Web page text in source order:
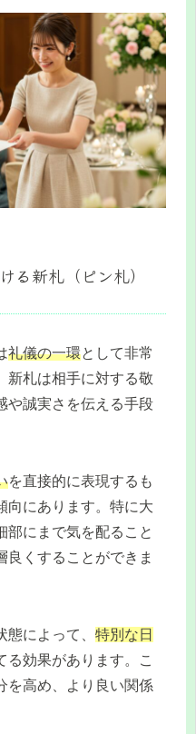
る新札（ピン札）
礼儀の一環として非常
新札は相手に対する敬
や誠実さを伝える手段
を直接的に表現するも
向にあります。特に大
部にまで気を配ること
良くすることができま
によって、 特別な日
る効果があります。こ
を高め、より良い関係